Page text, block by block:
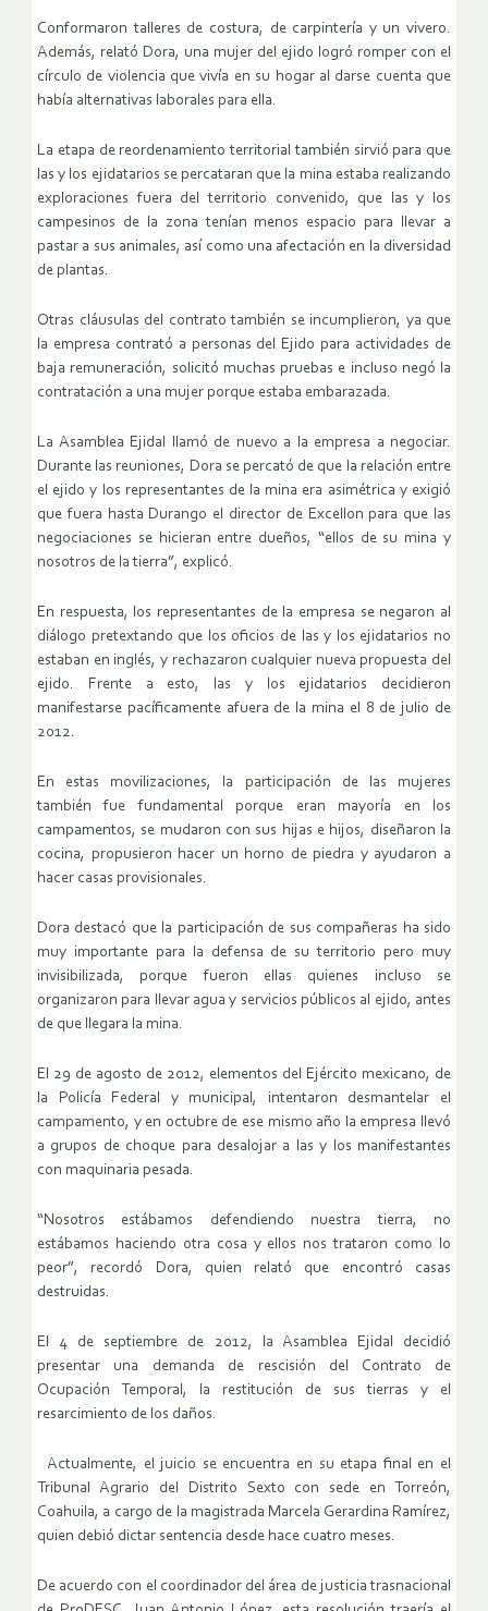
Conformaron talleres de costura, de carpintería y un vivero.
Además, relató Dora, una mujer del ejido logró romper con el
círculo de violencia que vivía en su hogar al darse cuenta que
había alternativas laborales para ella.
La etapa de reordenamiento territorial también sirvió para que
las y los ejidatarios se percataran que la mina estaba realizando
exploraciones fuera del territorio convenido, que las y los
campesinos de la zona tenían menos espacio para llevar a
pastar a sus animales, así como una afectación en la diversidad
de plantas.
Otras cláusulas del contrato también se incumplieron, ya que
la empresa contrató a personas del Ejido para actividades de
baja remuneración, solicitó muchas pruebas e incluso negó la
contratación a una mujer porque estaba embarazada.
La Asamblea Ejidal llamó de nuevo a la empresa a negociar.
Durante las reuniones, Dora se percató de que la relación entre
el ejido y los representantes de la mina era asimétrica y exigió
que fuera hasta Durango el director de Excellon para que las
negociaciones se hicieran entre dueños, “ellos de su mina y
nosotros de la tierra”, explicó.
En respuesta, los representantes de la empresa se negaron al
diálogo pretextando que los oficios de las y los ejidatarios no
estaban en inglés, y rechazaron cualquier nueva propuesta del
ejido. Frente a esto, las y los ejidatarios decidieron
manifestarse pacíficamente afuera de la mina el 8 de julio de
2012.
En estas movilizaciones, la participación de las mujeres
también fue fundamental porque eran mayoría en los
campamentos, se mudaron con sus hijas e hijos, diseñaron la
cocina, propusieron hacer un horno de piedra y ayudaron a
hacer casas provisionales.
Dora destacó que la participación de sus compañeras ha sido
muy importante para la defensa de su territorio pero muy
invisibilizada, porque fueron ellas quienes incluso se
organizaron para llevar agua y servicios públicos al ejido, antes
de que llegara la mina.
El 29 de agosto de 2012, elementos del Ejército mexicano, de
la Policía Federal y municipal, intentaron desmantelar el
campamento, y en octubre de ese mismo año la empresa llevó
a grupos de choque para desalojar a las y los manifestantes
con maquinaria pesada.
“Nosotros estábamos defendiendo nuestra tierra, no
estábamos haciendo otra cosa y ellos nos trataron como lo
peor”, recordó Dora, quien relató que encontró casas
destruidas.
El 4 de septiembre de 2012, la Asamblea Ejidal decidió
presentar una demanda de rescisión del Contrato de
Ocupación Temporal, la restitución de sus tierras y el
resarcimiento de los daños.
Actualmente, el juicio se encuentra en su etapa final en el
Tribunal Agrario del Distrito Sexto con sede en Torreón,
Coahuila, a cargo de la magistrada Marcela Gerardina Ramírez,
quien debió dictar sentencia desde hace cuatro meses.
De acuerdo con el coordinador del área de justicia trasnacional